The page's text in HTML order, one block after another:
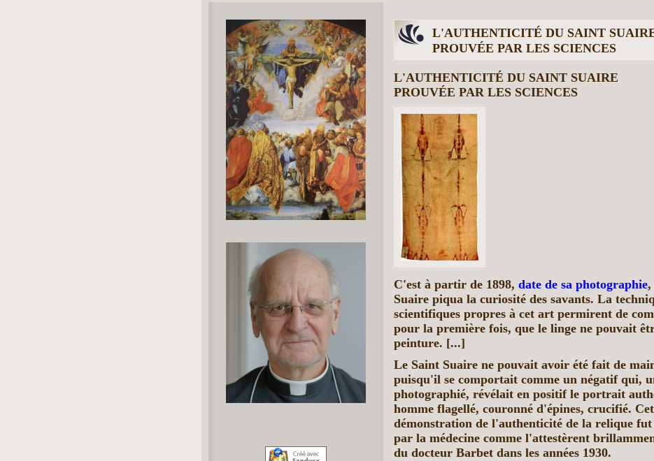
L'AUTHENTICITÉ DU SAINT
PROUVÉE PAR LES SCIENCES
L'AUTHENTICITÉ DU SAINT SUAIRE
PROUVÉE PAR LES SCIENCES
C'est à partir de 1898, date de sa photographie,
Suaire piqua la curiosité des savants. La
scientifiques propres à cet art permirent de
pour la première fois, que le linge ne pouvait
peinture. [...]
Le Saint Suaire ne pouvait avoir été fait de
puisqu'il se comportait comme un négatif qui,
photographié, révélait en positif le portrait
homme flagellé, couronné d'épines, crucifié.
démonstration de l'authenticité de la relique
par la médecine comme l'attestèrent
du docteur Barbet dans les années 1930.